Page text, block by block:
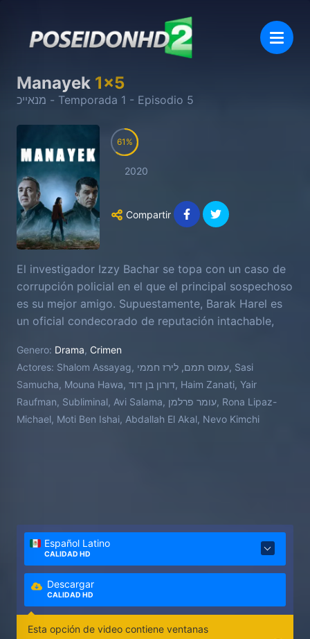
Manayek 1x5
מנאייכ - Temporada 1 - Episodio 5
61
2020
Compartir
El investigador Izzy Bachar se topa con un caso de
corrupción policial en el que el principal sospechoso
es su mejor amigo. Supuestamente, Barak Harel es
un oficial condecorado de reputación intachable,
dos veteranos policías se encontrarán en lados
opuestos de la ley, atrapados en un despiadado
juego del gato y el ratón.
Genero: Drama, Crimen
Actores: Shalom Assayag, עמוס תמם, לירז חממי, Sasi
Samucha, Mouna Hawa, דורון בן דוד, Haim Zanati, Yair
Raufman, Subliminal, Avi Salama, עומר פרלמן, Rona Lipaz-
Michael, Moti Ben Ishai, Abdallah El Akal, Nevo Kimchi
Español Latino
CALIDAD HD
Descargar
CALIDAD HD
Esta opción de video contiene ventanas